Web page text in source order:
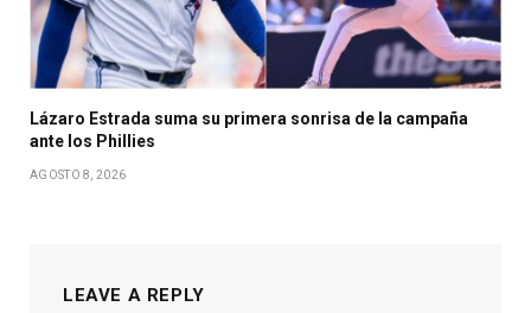
Lázaro Estrada suma su primera sonrisa de la campaña
ante los Phillies
AGOSTO 8, 2026
LEAVE A REPLY